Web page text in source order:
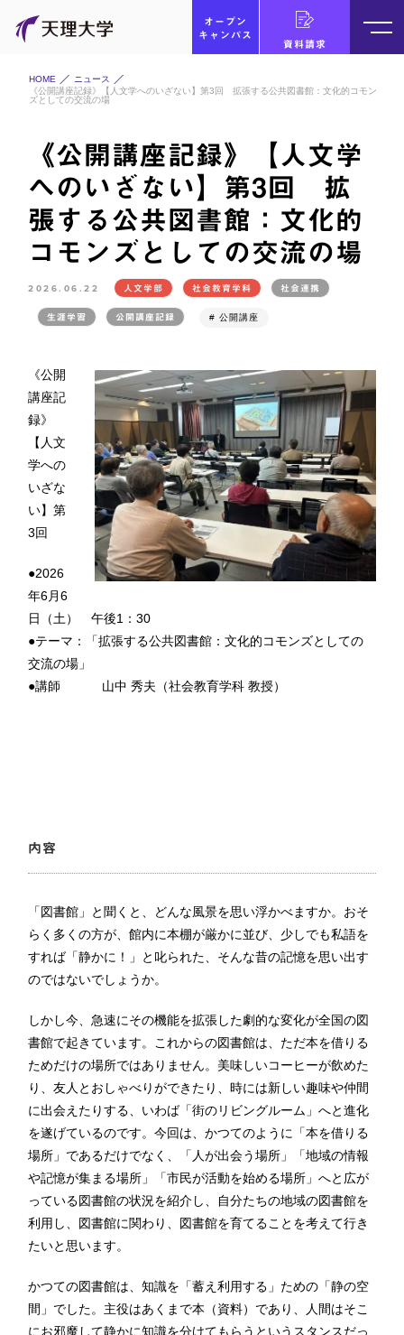
オープン
キャンパス
資料請求
HOME
ニュース
《公開講座記録》【人文学へのいざない】第3回 拡張する公共図書館：文化的コモン
ズとしての交流の場
《公開講座記録》【人文学
へのいざない】第3回 拡
張する公共図書館：文化的
コモンズとしての交流の場
2026.06.22 人文学部 社会教育学科 社会連携
生涯学習 公開講座記録 # 公開講座
《公開
講座記
録》
【人文
学への
いざな
い】第
3回
●2026
年6月6
日（土） 午後1：30
●テーマ：「拡張する公共図書館：文化的コモンズとしての
交流の場」
●講師 山中 秀夫（社会教育学科 教授）
内容
「図書館」と聞くと、どんな風景を思い浮かべますか。おそ
らく多くの方が、館内に本棚が厳かに並び、少しでも私語を
すれば「静かに！」と叱られた、そんな昔の記憶を思い出す
のではないでしょうか。
しかし今、急速にその機能を拡張した劇的な変化が全国の図
書館で起きています。これからの図書館は、ただ本を借りる
ためだけの場所ではありません。美味しいコーヒーが飲めた
り、友人とおしゃべりができたり、時には新しい趣味や仲間
に出会えたりする、いわば「街のリビングルーム」へと進化
を遂げているのです。今回は、かつてのように「本を借りる
場所」であるだけでなく、「人が出会う場所」「地域の情報
や記憶が集まる場所」「市民が活動を始める場所」へと広が
っている図書館の状況を紹介し、自分たちの地域の図書館を
利用し、図書館に関わり、図書館を育てることを考えて行き
たいと思います。
かつての図書館は、知識を「蓄え利用する」ための「静の空
間」でした。主役はあくまで本（資料）であり、人間はそこ
にお邪魔して静かに知識を分けてもらうというスタンスだっ